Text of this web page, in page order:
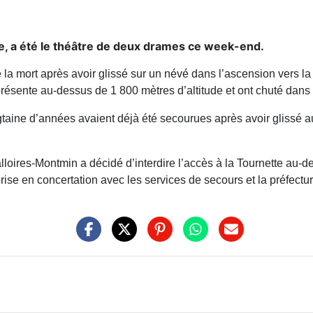
a été le théâtre de deux drames ce week-end.
mort après avoir glissé sur un névé dans l’ascension vers
au-dessus de 1 800 mètres d’altitude et ont chuté
d’années avaient déjà été secourues après avoir glissé
Montmin a décidé d’interdire l’accès à la Tournette au-
en concertation avec les services de secours et la